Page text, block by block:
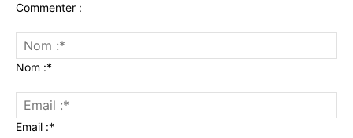
Commenter :
Nom :*
Email :*